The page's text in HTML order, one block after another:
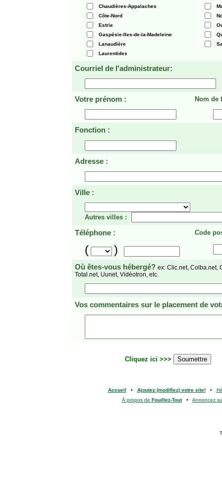
Chaudières-Appalaches
Côte-Nord
Estrie
Gaspésie-Iles-de-la-Madeleine
Lanaudière
Laurentides
Courriel de l'administrateur:
Votre prénom : Nom de
Fonction :
Adresse :
Ville :
Autres villes :
Téléphone : Code
( )
Où êtes-vous hébergé? ex: Clic.net, Colba.net,
Total.net, Uunet, Vidéotron, etc.
Vos commentaires sur le placement de
Cliquez ici >>>
Accueil • Ajoutez (modifiez) votre site!•
À propos de Fouillez-Tout• Annoncez